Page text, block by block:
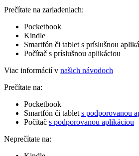
Prečítate na zariadeniach:
Pocketbook
Kindle
Smartfón či tablet s príslušnou
Počítač s príslušnou aplikáciou
Viac informácií v našich návodoch
Prečítate na:
Pocketbook
Smartfón či tablet s podporovanou
Počítač s podporovanou aplikáciou
Neprečítate na: